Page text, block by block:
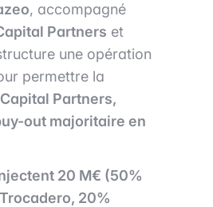
, accompagné
Partners et
une opération
permettre la
Partners,
out majoritaire en
20 M€ (50%
20%